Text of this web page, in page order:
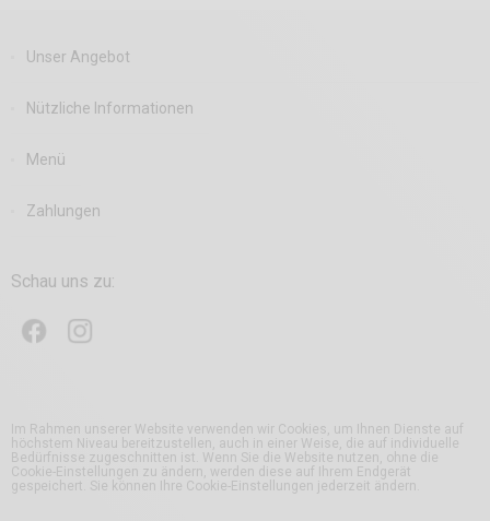
Unser Angebot
Nützliche Informationen
Menü
Zahlungen
Schau uns zu:
Im Rahmen unserer Website verwenden wir Cookies, um Ihnen Dienste auf
höchstem Niveau bereitzustellen, auch in einer Weise, die auf individuelle
Bedürfnisse zugeschnitten ist. Wenn Sie die Website nutzen, ohne die
Cookie-Einstellungen zu ändern, werden diese auf Ihrem Endgerät
gespeichert. Sie können Ihre Cookie-Einstellungen jederzeit ändern.